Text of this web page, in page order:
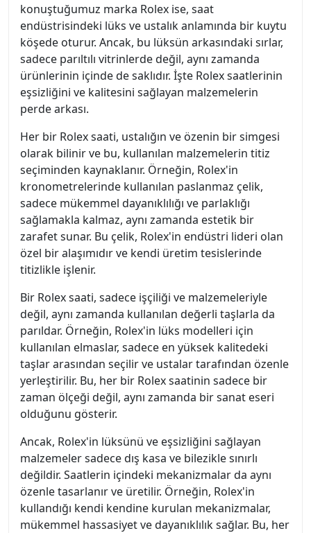
konuştuğumuz marka Rolex ise, saat
endüstrisindeki lüks ve ustalık anlamında bir kuytu
köşede oturur. Ancak, bu lüksün arkasındaki sırlar,
sadece parıltılı vitrinlerde değil, aynı zamanda
ürünlerinin içinde de saklıdır. İşte Rolex saatlerinin
eşsizliğini ve kalitesini sağlayan malzemelerin
perde arkası.
Her bir Rolex saati, ustalığın ve özenin bir simgesi
olarak bilinir ve bu, kullanılan malzemelerin titiz
seçiminden kaynaklanır. Örneğin, Rolex'in
kronometrelerinde kullanılan paslanmaz çelik,
sadece mükemmel dayanıklılığı ve parlaklığı
sağlamakla kalmaz, aynı zamanda estetik bir
zarafet sunar. Bu çelik, Rolex'in endüstri lideri olan
özel bir alaşımıdır ve kendi üretim tesislerinde
titizlikle işlenir.
Bir Rolex saati, sadece işçiliği ve malzemeleriyle
değil, aynı zamanda kullanılan değerli taşlarla da
parıldar. Örneğin, Rolex'in lüks modelleri için
kullanılan elmaslar, sadece en yüksek kalitedeki
taşlar arasından seçilir ve ustalar tarafından özenle
yerleştirilir. Bu, her bir Rolex saatinin sadece bir
zaman ölçeği değil, aynı zamanda bir sanat eseri
olduğunu gösterir.
Ancak, Rolex'in lüksünü ve eşsizliğini sağlayan
malzemeler sadece dış kasa ve bilezikle sınırlı
değildir. Saatlerin içindeki mekanizmalar da aynı
özenle tasarlanır ve üretilir. Örneğin, Rolex'in
kullandığı kendi kendine kurulan mekanizmalar,
mükemmel hassasiyet ve dayanıklılık sağlar. Bu, her